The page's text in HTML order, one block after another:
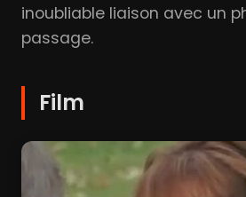
inoubliable liaison avec un
passage.
Film